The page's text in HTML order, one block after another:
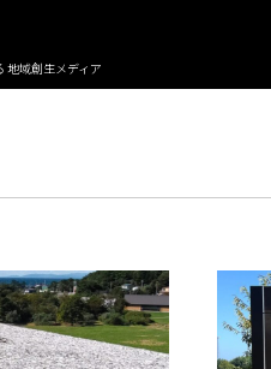
地域創生メディア